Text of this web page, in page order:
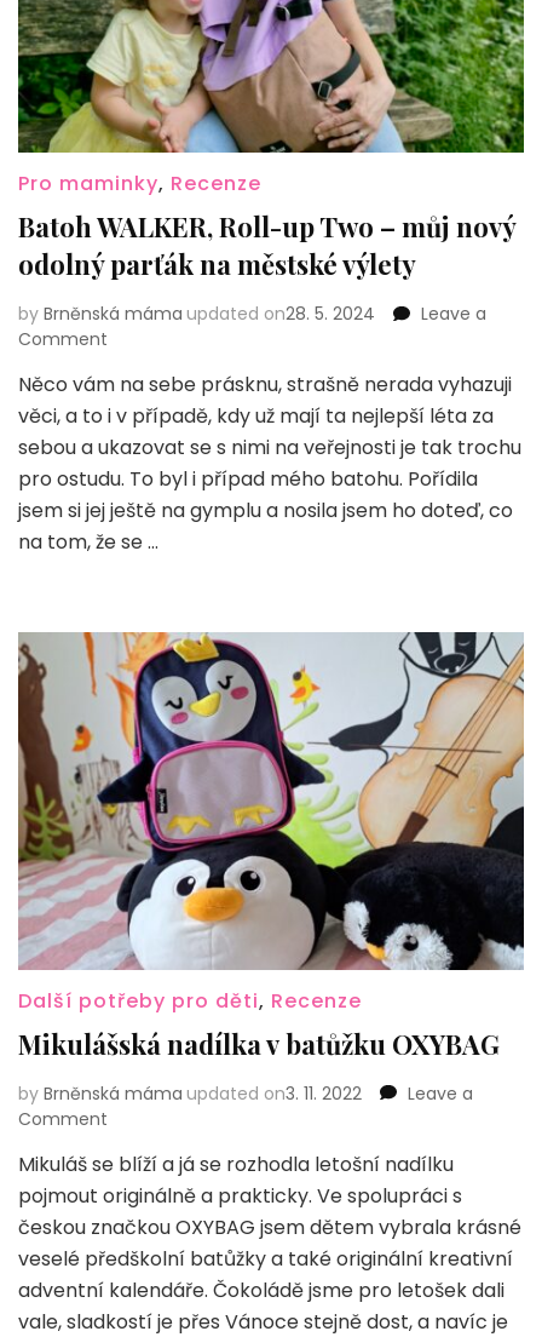
Pro maminky, Recenze
Batoh WALKER, Roll-up Two – můj nový
odolný parťák na městské výlety
by Brněnská máma updated on28. 5. 2024
Leave a
Comment
WALKER,
Roll-
up
–
můj
nový
městské
výlety
Něco vám na sebe prásknu, strašně nerada vyhazuji
věci, a to i v případě, kdy už mají ta nejlepší léta za
sebou a ukazovat se s nimi na veřejnosti je tak trochu
pro ostudu. To byl i případ mého batohu. Pořídila
jsem si jej ještě na gymplu a nosila jsem ho doteď, co
na tom, že se …
Další potřeby pro děti, Recenze
Mikulášská nadílka v batůžku OXYBAG
by Brněnská máma updated on3. 11. 2022
Leave a
Comment
nadílka
v batůžku
OXYBAG
Mikuláš se blíží a já se rozhodla letošní nadílku
pojmout originálně a prakticky. Ve spolupráci s
českou značkou OXYBAG jsem dětem vybrala krásné
veselé předškolní batůžky a také originální kreativní
adventní kalendáře. Čokoládě jsme pro letošek dali
vale, sladkostí je přes Vánoce stejně dost, a navíc je